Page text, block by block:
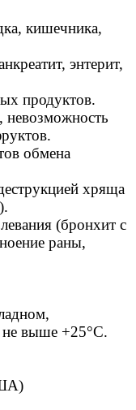
кишечника,
энтерит,
продуктов.
невозможность
обмена
хряща
(бронхит с
раны,
не выше +25°С.